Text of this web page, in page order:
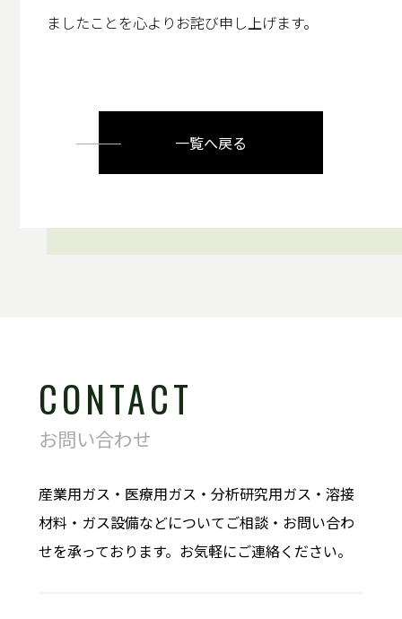
ましたことを心よりお詫び申し上げます。
一覧へ戻る
CONTACT
お問い合わせ
産業用ガス・医療用ガス・分析研究用ガス・溶接
材料・ガス設備などについてご相談・お問い合わ
せを承っております。お気軽にご連絡ください。